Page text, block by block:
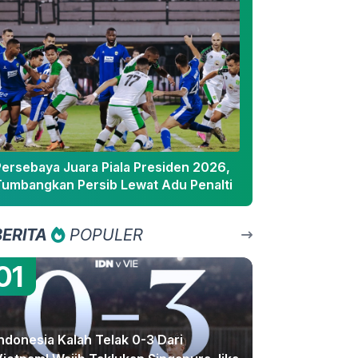
Juara Piala Presiden 2026,
Persib Lewat Adu Penalti
POPULER
Kalah Telak 0-3 Dari